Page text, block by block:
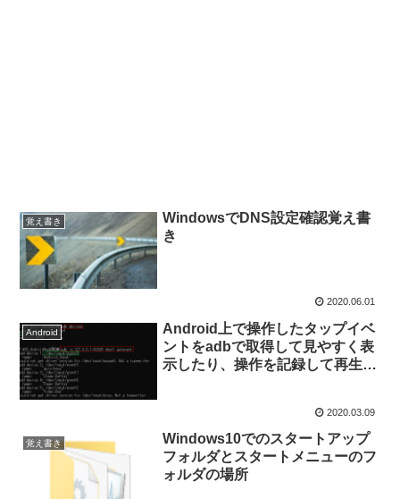
覚え書き
WindowsでDNS設定確認覚え書
き
2020.06.01
Android
Android上で操作したタップイベ
ントをadbで取得して見やすく表
示したり、操作を記録して再生し
2020.03.09
覚え書き
Windows10でのスタートアップ
フォルダとスタートメニューのフ
ォルダの場所